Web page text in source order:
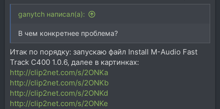
ganytch написал(а):
В чем конкретнее проблема?
Итак по порядку: запускаю файл Install M-Audio Fast
Track C400 1.0.6, далее в картинках:
http://clip2net.com/s/2ONKa
http://clip2net.com/s/2ONKb
http://clip2net.com/s/2ONKd
http://clip2net.com/s/2ONKe